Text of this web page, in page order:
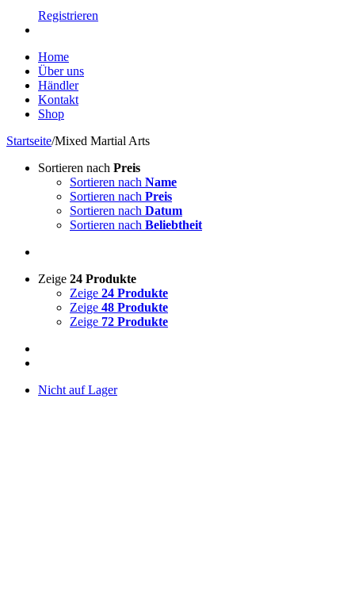
Registrieren
Home
Über uns
Händler
Kontakt
Shop
Startseite/Mixed Martial Arts
Sortieren nach Preis
Sortieren nach Name
Sortieren nach Preis
Sortieren nach Datum
Sortieren nach Beliebtheit
Zeige 24 Produkte
Zeige 24 Produkte
Zeige 48 Produkte
Zeige 72 Produkte
Nicht auf Lager